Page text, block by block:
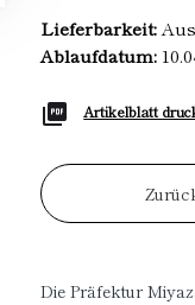
Lieferbarkeit:
Ablaufdatum:
Artikelblatt
Die Präfektur